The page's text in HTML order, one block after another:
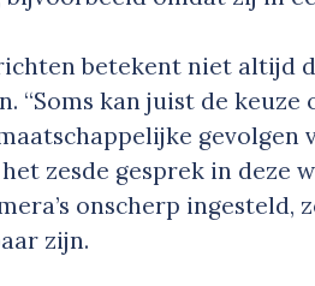
betekent niet altijd
“Soms kan juist de
gevolgen
zesde gesprek in deze
onscherp ingesteld,
zijn.